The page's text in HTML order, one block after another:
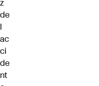
z
de
l
ac
ci
de
nt